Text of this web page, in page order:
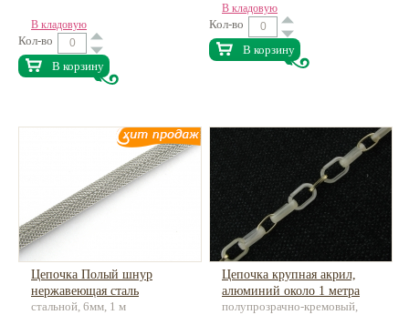
В кладовую
Кол-во
В корзину
В кладовую
Кол-во
В корзину
Цепочка Полый шнур
нержавеющая сталь
стальной, 6мм, 1 м
Цепочка крупная акрил,
алюминий около 1 метра
полупрозрачно-кремовый,